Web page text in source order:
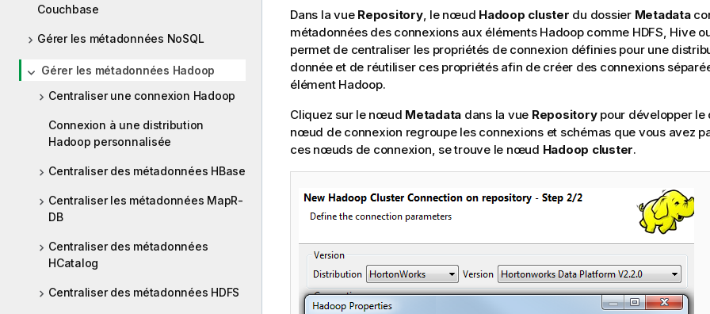
Couchbase
Gérer les métadonnées NoSQL
Gérer les métadonnées Hadoop
Centraliser une connexion Hadoop
Connexion à une distribution
Hadoop personnalisée
Centraliser des métadonnées HBase
Centraliser les métadonnées MapR-
DB
Centraliser des métadonnées
HCatalog
Centraliser des métadonnées HDFS
Dans la vue Repository, le nœud Hadoop cluster du dossier Metadata
métadonnées des connexions aux éléments Hadoop comme HDFS, Hive
permet de centraliser les propriétés de connexion définies pour une
donnée et de réutiliser ces propriétés afin de créer des connexions
élément Hadoop.
Cliquez sur le nœud Metadata dans la vue Repositorypour développer le
nœud de connexion regroupe les connexions et schémas que vous avez
ces nœuds de connexion, se trouve le nœud Hadoop cluster.